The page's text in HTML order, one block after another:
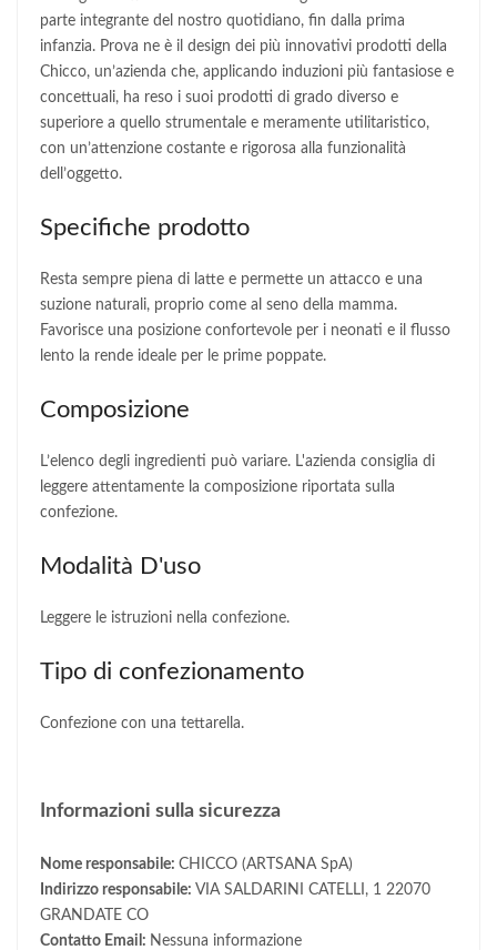
parte integrante del nostro quotidiano, fin dalla prima
infanzia. Prova ne è il design dei più innovativi prodotti della
Chicco, un’azienda che, applicando induzioni più fantasiose e
concettuali, ha reso i suoi prodotti di grado diverso e
superiore a quello strumentale e meramente utilitaristico,
con un’attenzione costante e rigorosa alla funzionalità
dell’oggetto.
Specifiche prodotto
Resta sempre piena di latte e permette un attacco e una
suzione naturali, proprio come al seno della mamma.
Favorisce una posizione confortevole per i neonati e il flusso
lento la rende ideale per le prime poppate.
Composizione
L’elenco degli ingredienti può variare. L'azienda consiglia di
leggere attentamente la composizione riportata sulla
confezione.
Modalità D'uso
Leggere le istruzioni nella confezione.
Tipo di confezionamento
Confezione con una tettarella.
Informazioni sulla sicurezza
Nome responsabile: CHICCO (ARTSANA SpA)
Indirizzo responsabile: VIA SALDARINI CATELLI, 1 22070
GRANDATE CO
Contatto Email: Nessuna informazione